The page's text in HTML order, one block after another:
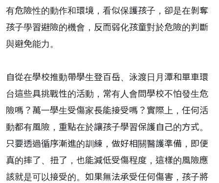
有危險性的動作和環境，看似保護孩子，卻是在剝奪
孩子學習避險的機會，反而弱化孩童對於危險的判斷
與避免能力。
自從在學校推動帶學生登百岳、泳渡日月潭和單車環
台這些具挑戰性的活動，常有人會問學校不怕發生危
險嗎？萬一學生受傷家長能接受嗎？實際上，任何活
動都有風險，重點在於讓孩子學習保護自己的方式。
只要透過循序漸進的訓練，做好相關醫護準備，即便
真的摔了、扭了，也能減低受傷程度，這樣的風險應
該就是可以接受的。如果無法承受任何傷害，孩子將